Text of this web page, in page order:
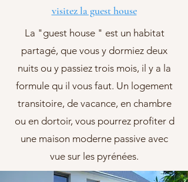
visitez la guest house
La "guest house " est un habitat
partagé, que vous y dormiez deux
nuits ou y passiez trois mois, il y a la
formule qu il vous faut. Un logement
transitoire, de vacance, en chambre
ou en dortoir, vous pourrez profiter d
une maison moderne passive avec
vue sur les pyrénées.